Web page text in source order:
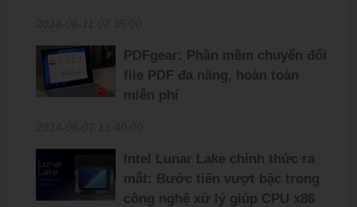
PDFgear: Phần mềm chuyển đổi
file PDF đa năng, hoàn toàn
miễn phí
Intel Lunar Lake chính thức ra
mắt: Bước tiến vượt bậc trong
công nghệ xử lý giúp CPU x86